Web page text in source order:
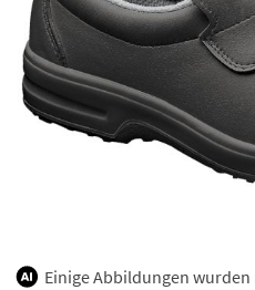
Einige Abbildungen